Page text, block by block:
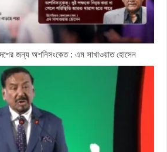
জন্য অশনিসংকেত : এম সাখাওয়াত হোসেন